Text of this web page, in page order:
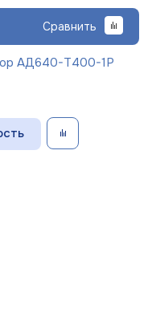
Сравнить
АД640-Т400-1Р